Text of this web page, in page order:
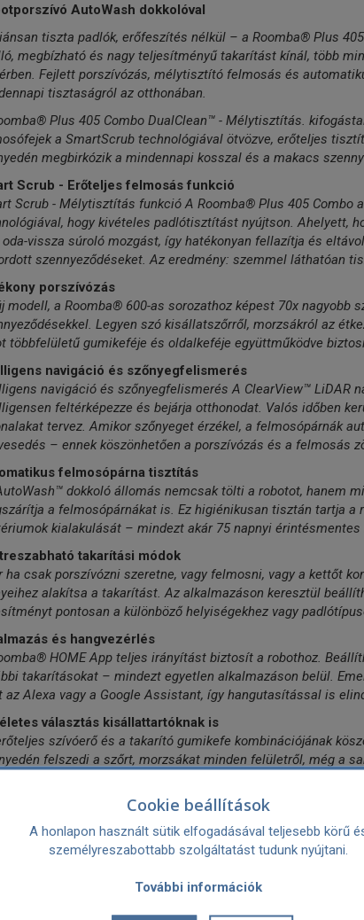
AutoWash dokkolóval
tiszta padlók, erőfeszítés nélkül – a Roomba® Plus
megbízható és nagy teljesítményű takarítást kínál, több
Fejlett porszívózás, mélytisztító felmosás és
tisztaságról az otthonában.
Plus 405 Combo DualClean™ - Mélytisztítás.
a SmartScrub technológiával ötvözve, erőteljes
megbirkózik a mindennapi kosszal és a makacs
Scrub - Erőteljes felmosás funkció
Scrub - Mélytisztítás funkció A Roomba® Plus 405 Combo
hogy kivételes padlótisztítást nyújtson. Ahelyett,
oda-vissza súroló mozgást, így hatékonyan fellazítja és
szennyeződéseket. Az eredmény: szemmel láthatóan
porszívózás
modell, a Roomba® 600-as sorozathoz képest 70x nagyobb
Legyen szó kisállatszőrről, morzsákról az
többfelületű gumikeféje és oldalkeféje együttműködve
navigáció és szőnyegfelismerés
navigáció és szőnyegfelismerés A ClearView™ LiDAR
feltérképezze és bejárja otthonodat. Valós időben
tervez. Amikor szőnyeget érzékel, a felmosópárnák
– ennek köszönhetően a porszívózás és a felmosás
felmosópárna tisztítás
dokkoló állomás nemcsak tölti a robotot, hanem
a felmosópárnákat is. Ez higiénikusan tisztán tartja a
kialakulását – mindezt akár 75 napnyi érintésmentes
takarítási módok
ha csak porszívózni szeretne, vagy felmosni, vagy a kettőt
alakítsa a takarítást. Az alkalmazáson keresztül
pontosan a különböző helyiségekhez vagy
és hangvezérlés
HOME App teljes irányítást biztosít a robothoz.
takarításokat – mindezt egyetlen alkalmazáson belül.
az Alexa vagy a Google Assistant, így hangutasítással is
választás kisállattartóknak is
szívóerő és a takarító gumikefe kombinációjának
felszedi a szőrt, morzsákat minden felületről, még a
érzékeli a padló felület típusát és automatikusan ehhez
vagy járólapról, zökkenőmentesen vált az egyes
profilú kialakítás
10 cm-nél alig magasabb kialakításának
bútorok alá – oda, ahol a por leggyakrabban megbújik.
Cookie beállítások
A honlapon használt sütik elfogadásával teljesebb körű
személyreszabottabb szolgáltatást tudunk nyújtani.
További információk